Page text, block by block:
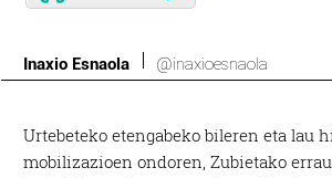
Inaxio Esnaola @inaxioesnaola
Urtebeteko etengabeko bileren eta lau
mobilizazioen ondoren, Zubietako